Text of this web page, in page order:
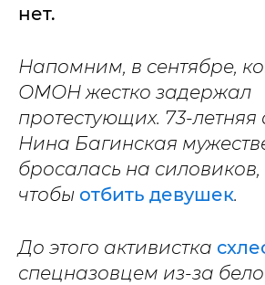
нет.
Напомним, в сентябре,
ОМОН жестко задержал
протестующих. 73-летняя
Нина Багинская
бросалась на силовиков,
чтобы отбить девушек.
До этого активистка
спецназовцем из-за